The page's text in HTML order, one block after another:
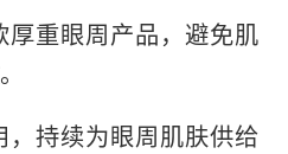
厚重眼周产品，避免肌
，持续为眼周肌肤供给